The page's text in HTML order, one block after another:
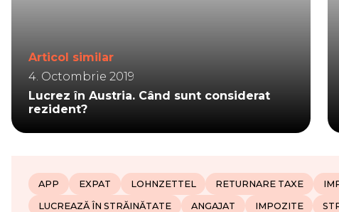
Articol similar
4. Octombrie 2019
Lucrez în Austria. Când sunt considerat
rezident?
APP EXPAT LOHNZETTEL RETURNARE TAXE
LUCREAZĂ ÎN STRĂINĂTATE ANGAJAT IMPOZITE